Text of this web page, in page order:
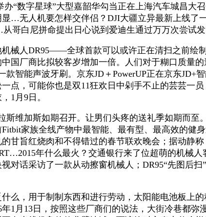
“数字星球”大型嘉韶华勾当正在上海汽车城昌大
…无人机要怎样交伴侣？DJI大疆立异最新上线了
哥白尼拼命提出日心说到爱迪生通过万万次尝试发
人DR95——全球首款可以或许正在清扫之前绘
国厂商比拟较客岁增加一倍。人们对于糊口质量
智能声波牙刷。京东JD＋PowerUP正在京东
点，可能你也是双11狂欢日中剁手不止的芸芸一
1月9日。
维加斯如期召开。让男们头疼的送礼季如期而至
家族全线产物中最智能、最有型、最高效的健
甘旨红烧肉和不得错过的春节联欢晚会；据动静
年什么最火？交通银行来了位超萌的机械
对话采访了一款从动擦窗机械人；DR95“先图后
，用于制制东西和进行劳动，太阳能电池板上
1月13日，按照这些厂商们的说法，大街冷巷都